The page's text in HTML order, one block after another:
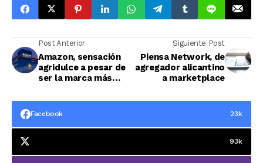
Post Anterior
Amazon, sensación
agridulce a pesar de
ser la marca más
Siguiente Post
Piensa Network, de
agregador alicantino
a marketplace
Facebook 23k
93k